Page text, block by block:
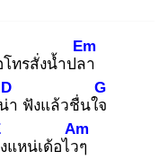
โทรสั่งน้ำปลา
Em
า
D
ฟังแล้วชื่นใจ
G
แหน่เด้อไวๆ
Am